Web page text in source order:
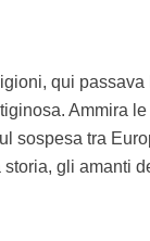
qui
Ammira
tra
gli amanti